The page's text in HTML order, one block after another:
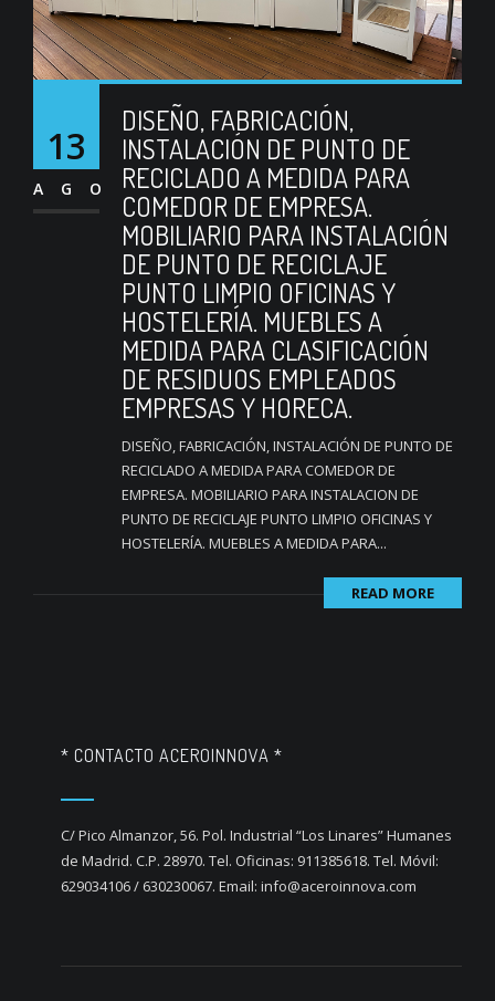
13
AGO
DISEÑO, FABRICACIÓN,
INSTALACIÓN DE PUNTO DE
RECICLADO A MEDIDA PARA
COMEDOR DE EMPRESA.
MOBILIARIO PARA INSTALACIÓN
DE PUNTO DE RECICLAJE
PUNTO LIMPIO OFICINAS Y
HOSTELERÍA. MUEBLES A
MEDIDA PARA CLASIFICACIÓN
DE RESIDUOS EMPLEADOS
EMPRESAS Y HORECA.
DISEÑO, FABRICACIÓN, INSTALACIÓN DE PUNTO DE
RECICLADO A MEDIDA PARA COMEDOR DE
EMPRESA. MOBILIARIO PARA INSTALACION DE
PUNTO DE RECICLAJE PUNTO LIMPIO OFICINAS Y
HOSTELERÍA. MUEBLES A MEDIDA PARA...
READ MORE
* CONTACTO ACEROINNOVA *
C/ Pico Almanzor, 56. Pol. Industrial “Los Linares” Humanes
de Madrid. C.P. 28970. Tel. Oficinas: 911385618. Tel. Móvil:
629034106 / 630230067. Email: info@aceroinnova.com